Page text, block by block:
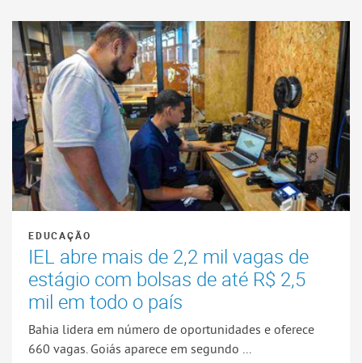
EDUCAÇÃO
IEL abre mais de 2,2 mil vagas de
estágio com bolsas de até R$ 2,5
mil em todo o país
Bahia lidera em número de oportunidades e oferece
660 vagas. Goiás aparece em segundo ...